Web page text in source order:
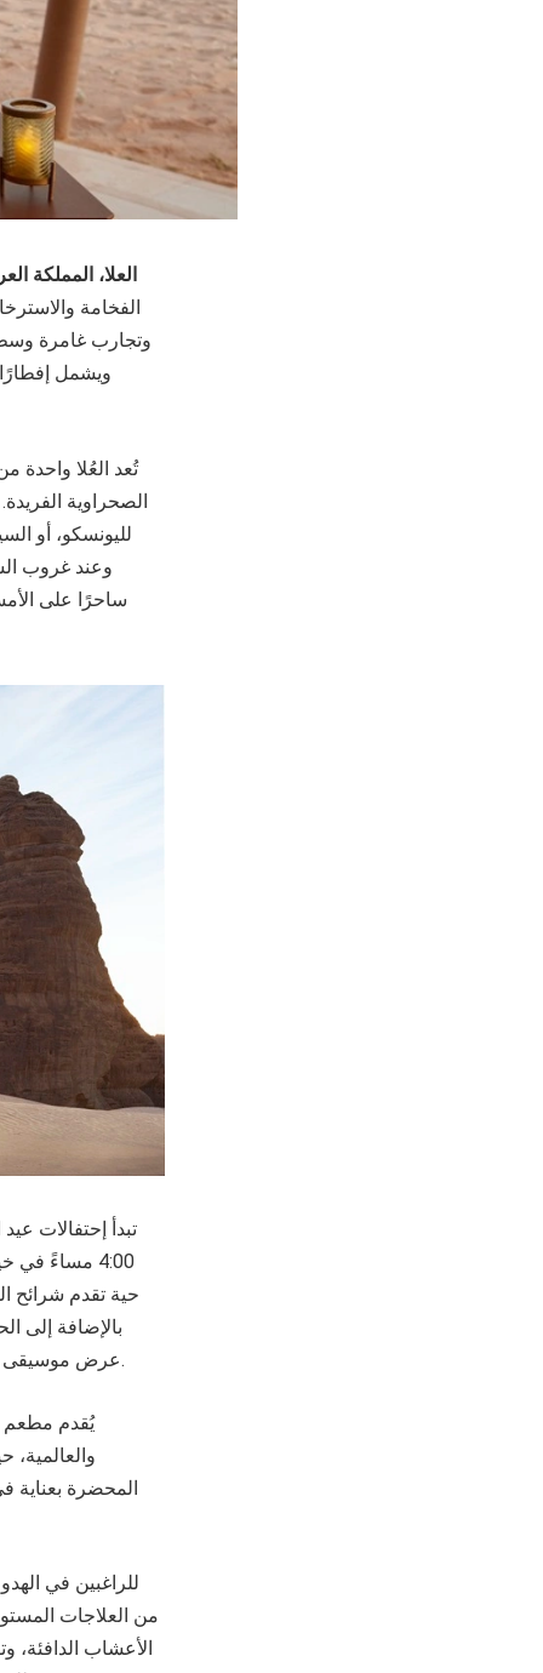
العلا، المملكة
الفخامة
ويشمل إفطارًا
تُعد العُلا واحدة
الصحراوية
لليونسكو، أو
وعند غروب
ساحرًا على
4:00 مساءً
حية تقدم شرائح
بالإضافة إلى
عرض موسيقى العود الحي لمسة دافئة وأنيقة، تعزز الأجواء الاحتفالية وتُضفي على عيد الفطر طابعًا لا يُنسى.
يُقدم مطعم
والعالمية،
المحضرة بعناية
للراغبين في
من العلاجات
الأعشاب الدافئة،